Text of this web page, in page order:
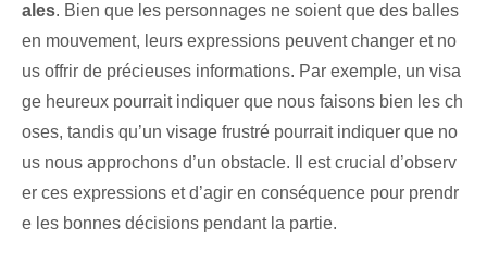
ales. Bien que les personnages ne soient que des balles
en mouvement, leurs expressions peuvent changer et no
us offrir de précieuses informations. Par exemple, un visa
ge heureux pourrait indiquer que nous faisons bien les ch
oses, tandis qu’un visage frustré pourrait indiquer que no
us nous approchons d’un obstacle. Il est crucial d’observ
er ces expressions⁣ et d’agir en conséquence⁢ pour prendr
e les bonnes décisions pendant la partie.